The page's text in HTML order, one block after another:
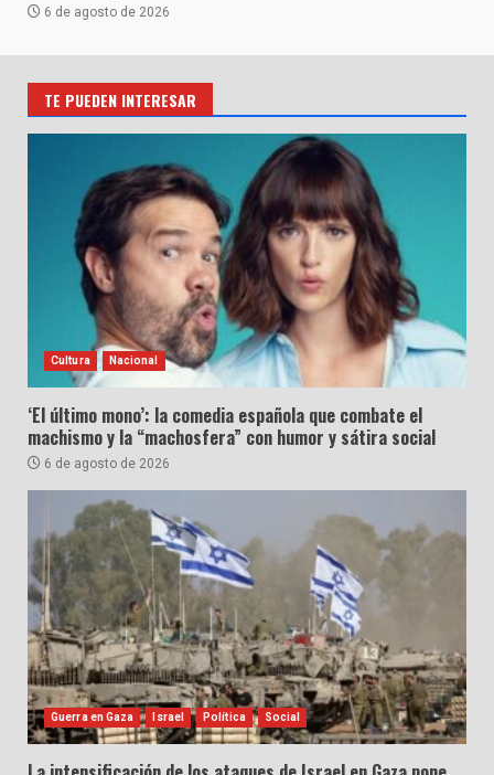
6 de agosto de 2026
TE PUEDEN INTERESAR
Cultura Nacional
‘El último mono’: la comedia española que combate el
machismo y la “machosfera” con humor y sátira social
6 de agosto de 2026
Guerra en Gaza Israel Política Social